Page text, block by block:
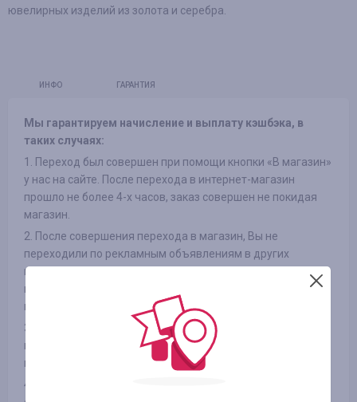
ювелирных изделий из золота и серебра.
ИНФО ГАРАНТИЯ
Мы гарантируем начисление и выплату кэшбэка, в
таких случаях:
1. Переход был совершен при помощи кнопки «В магазин»
у нас на сайте. После перехода в интернет-магазин
прошло не более 4-х часов, заказ совершен не покидая
магазин.
2. После совершения перехода в магазин, Вы не
переходили по рекламным объявлениям в других
источниках и не переходили из рассылок интернет-
магазинов на сайт, так же не использовали сторонние
промокоды
3. Выбранный Вами товар участвует в кэшбэке (в
некоторых интернет-магазинах есть разделение на
категории, смотрите вкладку «ИНФОРМАЦИЯ/УСЛОВИЯ» )
4. После оплаты товара Вами в интернет-магазине, Вы не